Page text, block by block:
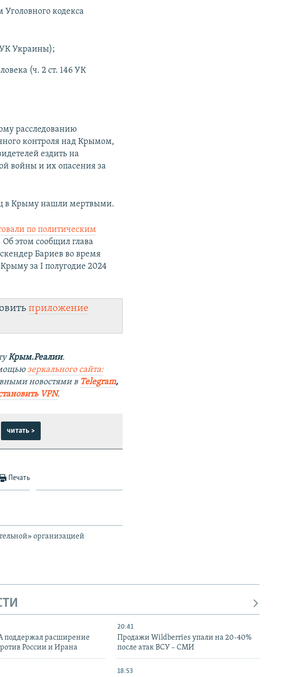
кодекса
УК Украины);
(ч. 2 ст. 146 УК
расследованию
контроля над Крымом,
ездить на
войны и их опасения за
в Крыму нашли мертвыми.
по политическим
этом сообщил глава
Бариев во время
за I полугодие 2024
приложение
Крым.Реалии.
зеркального сайта:
новостями в Telegram,
VPN.
читать >
Печать
организацией
поддержал расширение
России и Ирана
20:41
Продажи Wildberries упали на 20-40%
после атак ВСУ – СМИ
18:53